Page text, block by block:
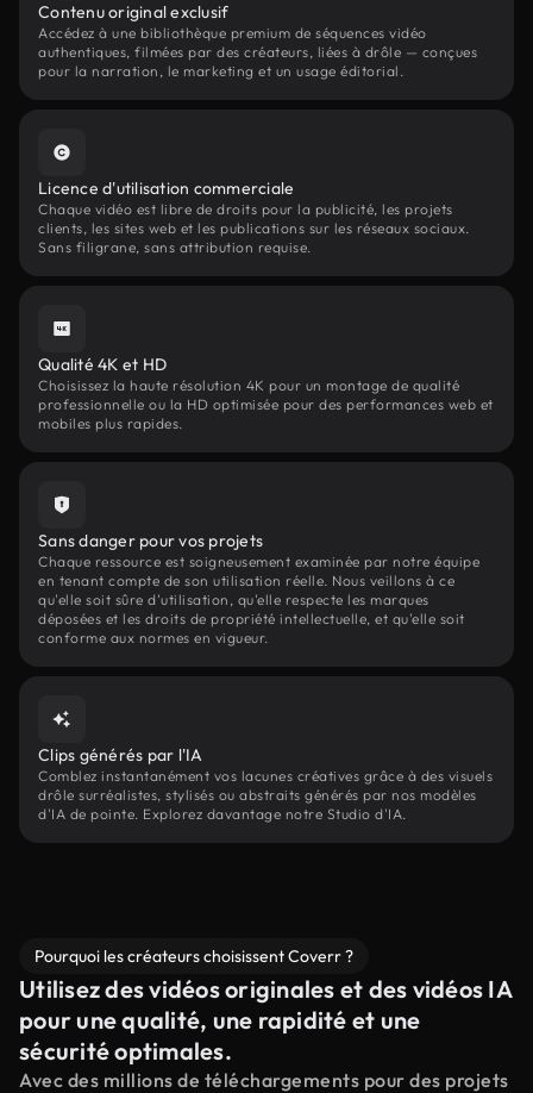
Contenu original exclusif
Accédez à une bibliothèque premium de séquences vidéo
authentiques, filmées par des créateurs, liées à drôle — conçues
pour la narration, le marketing et un usage éditorial.
Licence d'utilisation commerciale
Chaque vidéo est libre de droits pour la publicité, les projets
clients, les sites web et les publications sur les réseaux sociaux.
Sans filigrane, sans attribution requise.
Qualité 4K et HD
Choisissez la haute résolution 4K pour un montage de qualité
professionnelle ou la HD optimisée pour des performances web et
mobiles plus rapides.
Sans danger pour vos projets
Chaque ressource est soigneusement examinée par notre équipe
en tenant compte de son utilisation réelle. Nous veillons à ce
qu'elle soit sûre d'utilisation, qu'elle respecte les marques
déposées et les droits de propriété intellectuelle, et qu'elle soit
conforme aux normes en vigueur.
Clips générés par l'IA
Comblez instantanément vos lacunes créatives grâce à des visuels
drôle surréalistes, stylisés ou abstraits générés par nos modèles
d'IA de pointe. Explorez davantage notre Studio d'IA.
Pourquoi les créateurs choisissent Coverr ?
Utilisez des vidéos originales et des vidéos IA
pour une qualité, une rapidité et une
sécurité optimales.
Avec des millions de téléchargements pour des projets